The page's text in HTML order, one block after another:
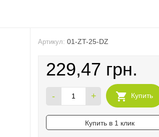
Артикул: 01-ZT-25-DZ
229,47 грн.
- + Купить
Купить в 1 клик